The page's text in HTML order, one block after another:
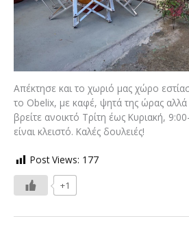
Απέκτησε και το χωριό μας χώρο
το Obelix, με καφέ, ψητά της ώρας αλλά
βρείτε ανοικτό Τρίτη έως Κυριακή,
είναι κλειστό. Καλές δουλειές!
Post Views: 177
+1